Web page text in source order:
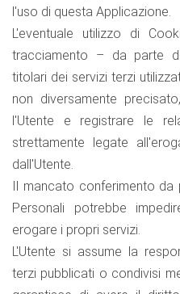
l'uso di questa Applicazione.
L'eventuale utilizzo di
tracciamento – da parte
titolari dei servizi terzi
non diversamente
l'Utente e registrare le
strettamente legate
dall'Utente.
Il mancato conferimento da
Personali potrebbe
erogare i propri servizi.
L'Utente si assume la
terzi pubblicati o condivisi